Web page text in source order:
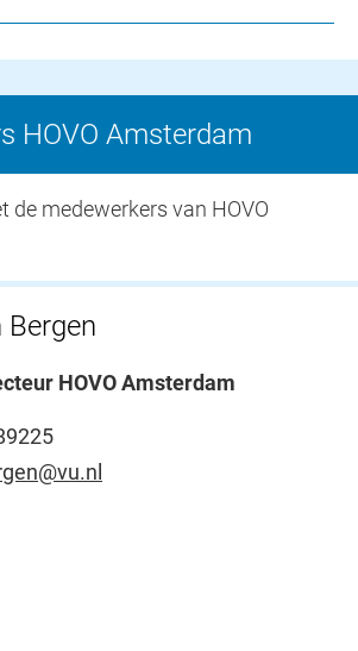
HOVO Amsterdam
de medewerkers van HOVO
Bergen
HOVO Amsterdam